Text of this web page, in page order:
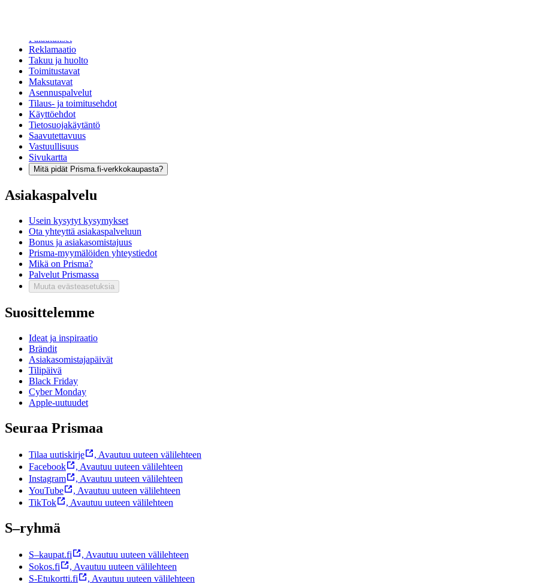
Palautukset
Reklamaatio
Takuu ja huolto
Toimitustavat
Maksutavat
Asennuspalvelut
Tilaus- ja toimitusehdot
Käyttöehdot
Tietosuojakäytäntö
Saavutettavuus
Vastuullisuus
Sivukartta
Mitä pidät Prisma.fi-verkkokaupasta?
Asiakaspalvelu
Usein kysytyt kysymykset
Ota yhteyttä asiakaspalveluun
Bonus ja asiakasomistajuus
Prisma-myymälöiden yhteystiedot
Mikä on Prisma?
Palvelut Prismassa
Muuta evästeasetuksia
Suosittelemme
Ideat ja inspiraatio
Brändit
Asiakasomistajapäivät
Tilipäivä
Black Friday
Cyber Monday
Apple-uutuudet
Seuraa Prismaa
Tilaa uutiskirje , Avautuu uuteen välilehteen
Facebook
, Avautuu uuteen välilehteen
Instagram
, Avautuu uuteen välilehteen
YouTube
, Avautuu uuteen välilehteen
TikTok
, Avautuu uuteen välilehteen
S–ryhmä
S–kaupat.fi , Avautuu uuteen välilehteen
Sokos.fi
, Avautuu uuteen välilehteen
S-Etukortti.fi
, Avautuu uuteen välilehteen